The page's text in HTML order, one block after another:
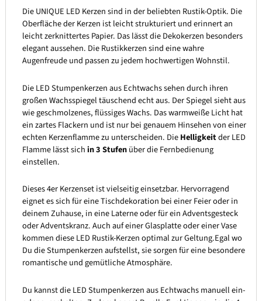
Die UNIQUE LED Kerzen sind in der beliebten Rustik-Optik. Die
Oberfläche der Kerzen ist leicht strukturiert und erinnert an
leicht zerknittertes Papier. Das lässt die Dekokerzen besonders
elegant aussehen. Die Rustikkerzen sind eine wahre
Augenfreude und passen zu jedem hochwertigen Wohnstil.
Die LED Stumpenkerzen aus Echtwachs sehen durch ihren
großen Wachsspiegel täuschend echt aus. Der Spiegel sieht aus
wie geschmolzenes, flüssiges Wachs. Das warmweiße Licht hat
ein zartes Flackern und ist nur bei genauem Hinsehen von einer
echten Kerzenflamme zu unterscheiden. DieHelligkeitder LED
Flamme lässt sichin 3 Stufenüber die Fernbedienung
einstellen.
Dieses 4er Kerzenset ist vielseitig einsetzbar. Hervorragend
eignet es sich für eine Tischdekoration bei einer Feier oder in
deinem Zuhause, in eine Laterne oder für ein Adventsgesteck
oder Adventskranz. Auch auf einer Glasplatte oder einer Vase
kommen diese LED Rustik-Kerzen optimal zur Geltung.Egal wo
Du die Stumpenkerzen aufstellst, sie sorgen für eine besondere
romantische und gemütliche Atmosphäre.
Du kannst die LED Stumpenkerzen aus Echtwachs manuell ein-